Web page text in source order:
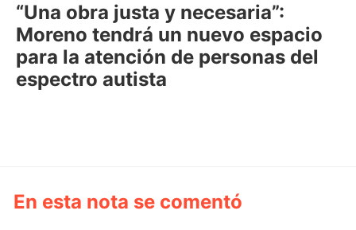
“Una obra justa y necesaria”:
Moreno tendrá un nuevo espacio
para la atención de personas del
espectro autista
En esta nota se comentó